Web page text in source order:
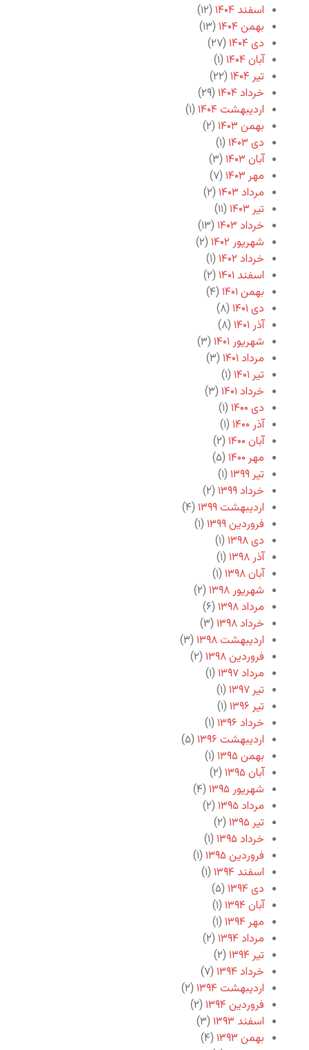
اسفند ۱۴۰۴
(۱۲)
بهمن ۱۴۰۴
(۱۳)
دی ۱۴۰۴
(۲۷)
آبان ۱۴۰۴
(۱)
تیر ۱۴۰۴
(۲۲)
خرداد ۱۴۰۴
(۲۹)
اردیبهشت ۱۴۰۴
(۱)
بهمن ۱۴۰۳
(۲)
دی ۱۴۰۳
(۱)
آبان ۱۴۰۳
(۳)
مهر ۱۴۰۳
(۷)
مرداد ۱۴۰۳
(۲)
تیر ۱۴۰۳
(۱۱)
خرداد ۱۴۰۳
(۱۳)
شهریور ۱۴۰۲
(۲)
خرداد ۱۴۰۲
(۱)
اسفند ۱۴۰۱
(۲)
بهمن ۱۴۰۱
(۴)
دی ۱۴۰۱
(۸)
آذر ۱۴۰۱
(۸)
شهریور ۱۴۰۱
(۳)
مرداد ۱۴۰۱
(۳)
تیر ۱۴۰۱
(۱)
خرداد ۱۴۰۱
(۳)
دی ۱۴۰۰
(۱)
آذر ۱۴۰۰
(۱)
آبان ۱۴۰۰
(۲)
مهر ۱۴۰۰
(۵)
تیر ۱۳۹۹
(۱)
خرداد ۱۳۹۹
(۲)
اردیبهشت ۱۳۹۹
(۴)
فروردین ۱۳۹۹
(۱)
دی ۱۳۹۸
(۱)
آذر ۱۳۹۸
(۱)
آبان ۱۳۹۸
(۱)
شهریور ۱۳۹۸
(۲)
مرداد ۱۳۹۸
(۶)
خرداد ۱۳۹۸
(۳)
اردیبهشت ۱۳۹۸
(۳)
فروردین ۱۳۹۸
(۲)
مرداد ۱۳۹۷
(۱)
تیر ۱۳۹۷
(۱)
تیر ۱۳۹۶
(۱)
خرداد ۱۳۹۶
(۱)
اردیبهشت ۱۳۹۶
(۵)
بهمن ۱۳۹۵
(۱)
آبان ۱۳۹۵
(۲)
شهریور ۱۳۹۵
(۴)
مرداد ۱۳۹۵
(۲)
تیر ۱۳۹۵
(۲)
خرداد ۱۳۹۵
(۱)
فروردین ۱۳۹۵
(۱)
اسفند ۱۳۹۴
(۱)
دی ۱۳۹۴
(۵)
آبان ۱۳۹۴
(۱)
مهر ۱۳۹۴
(۱)
مرداد ۱۳۹۴
(۲)
تیر ۱۳۹۴
(۲)
خرداد ۱۳۹۴
(۷)
اردیبهشت ۱۳۹۴
(۲)
فروردین ۱۳۹۴
(۲)
اسفند ۱۳۹۳
(۳)
بهمن ۱۳۹۳
(۴)